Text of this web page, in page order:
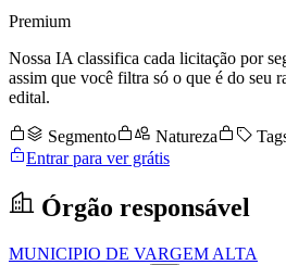
Premium
Nossa IA classifica cada licitação por
assim que você filtra só o que é do seu
edital.
Segmento Natureza
Entrar para ver grátis
Órgão responsável
MUNICIPIO DE VARGEM ALTA